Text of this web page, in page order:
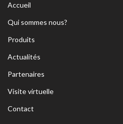
Accueil
Qui sommes nous?
Produits
Actualités
Partenaires
Visite virtuelle
Contact